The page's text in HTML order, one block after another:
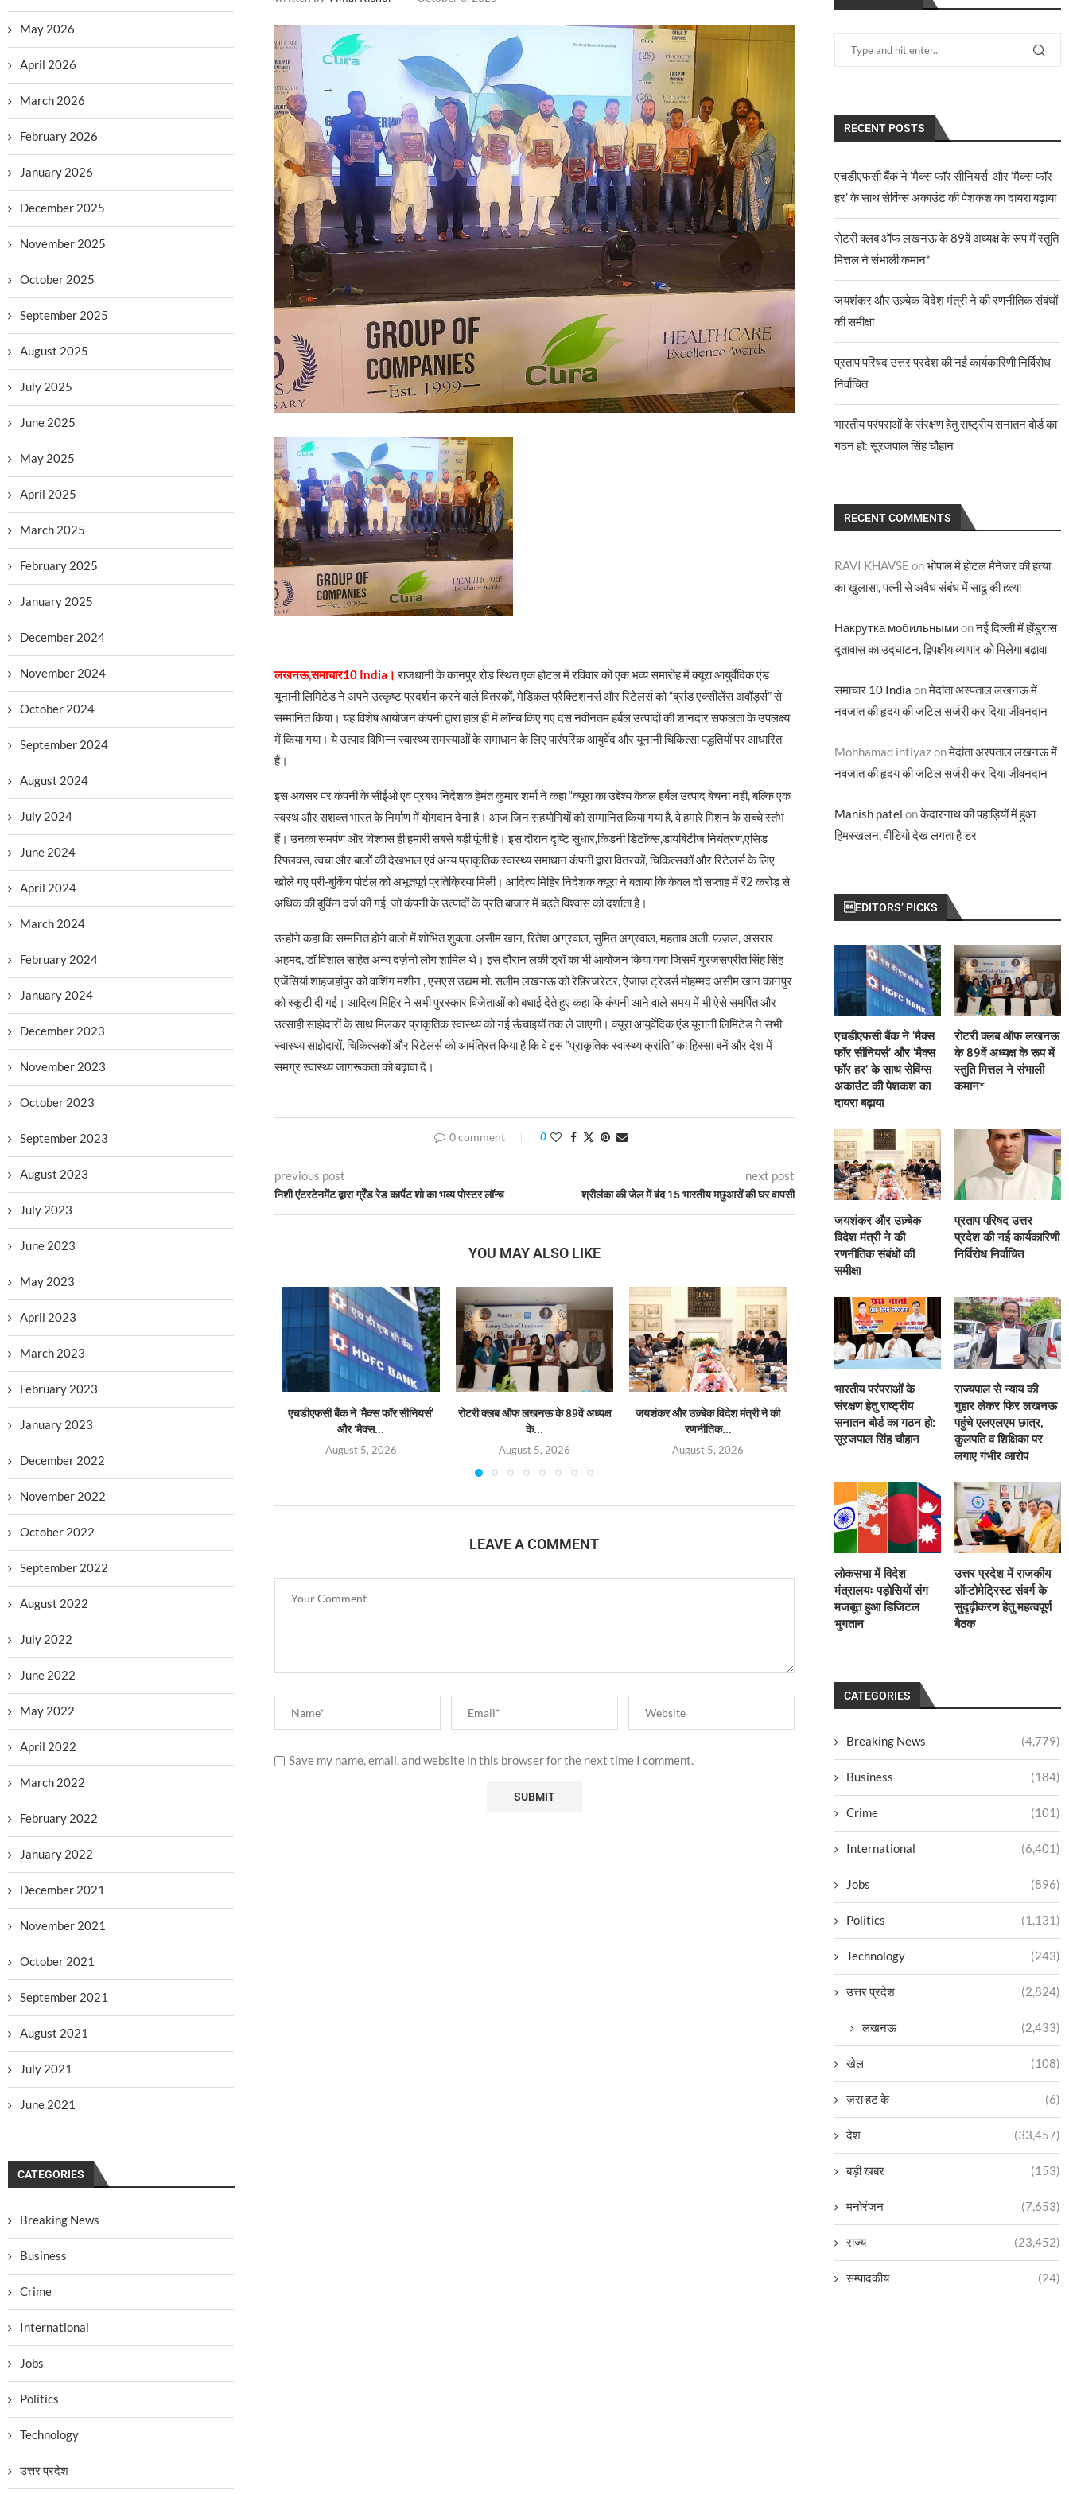
लखनऊ,समाचार10 India। राजधानी के कानपुर रोड स्थित एक होटल में रविवार को एक भव्य समारोह में क्यूरा आयुर्वेदिक एंड
यूनानी लिमिटेड ने अपने उत्कृष्ट प्रदर्शन करने वाले वितरकों, मेडिकल प्रैक्टिशनर्स और रिटेलर्स को “ब्रांड एक्सीलेंस अवॉर्ड्स” से
सम्मानित किया। यह विशेष आयोजन कंपनी द्वारा हाल ही में लॉन्च किए गए दस नवीनतम हर्बल उत्पादों की शानदार सफलता के उपलक्ष्य
में किया गया। ये उत्पाद विभिन्न स्वास्थ्य समस्याओं के समाधान के लिए पारंपरिक आयुर्वेद और यूनानी चिकित्सा पद्धतियों पर आधारित
हैं।
इस अवसर पर कंपनी के सीईओ एवं प्रबंध निदेशक हेमंत कुमार शर्मा ने कहा “क्यूरा का उद्देश्य केवल हर्बल उत्पाद बेचना नहीं, बल्कि एक
स्वस्थ और सशक्त भारत के निर्माण में योगदान देना है। आज जिन सहयोगियों को सम्मानित किया गया है, वे हमारे मिशन के सच्चे स्तंभ
हैं। उनका समर्पण और विश्वास ही हमारी सबसे बड़ी पूंजी है। इस दौरान दृष्टि सुधार,किडनी डिटॉक्स,डायबिटीज नियंत्रण,एसिड
रिफ्लक्स, त्वचा और बालों की देखभाल एवं अन्य प्राकृतिक स्वास्थ्य समाधान कंपनी द्वारा वितरकों, चिकित्सकों और रिटेलर्स के लिए
खोले गए प्री-बुकिंग पोर्टल को अभूतपूर्व प्रतिक्रिया मिली। आदित्य मिहिर निदेशक क्यूरा ने बताया कि केवल दो सप्ताह में ₹2 करोड़ से
अधिक की बुकिंग दर्ज की गई, जो कंपनी के उत्पादों के प्रति बाजार में बढ़ते विश्वास को दर्शाता है।
उन्होंने कहा कि सम्मनित होने वालो में शोभित शुक्ला, असीम खान, रितेश अग्रवाल, सुमित अग्रवाल, महताब अली, फ़ज़ल, असरार
अहमद, डॉ विशाल सहित अन्य दर्ज़नो लोग शामिल थे। इस दौरान लकी ड्रॉ का भी आयोजन किया गया जिसमें गुरजसप्रीत सिंह सिंह
एजेंसियां शाहजहांपुर को वाशिंग मशीन , एसएस उद्यम मो. सलीम लखनऊ को रेफ़्रिजरेटर, ऐजाज़ ट्रेडर्स मोहम्मद असीम खान कानपुर
को स्कूटी दी गई। आदित्य मिहिर ने सभी पुरस्कार विजेताओं को बधाई देते हुए कहा कि कंपनी आने वाले समय में भी ऐसे समर्पित और
उत्साही साझेदारों के साथ मिलकर प्राकृतिक स्वास्थ्य को नई ऊंचाइयों तक ले जाएगी। क्यूरा आयुर्वेदिक एंड यूनानी लिमिटेड ने सभी
स्वास्थ्य साझेदारों, चिकित्सकों और रिटेलर्स को आमंत्रित किया है कि वे इस “प्राकृतिक स्वास्थ्य क्रांति” का हिस्सा बनें और देश में
समग्र स्वास्थ्य जागरूकता को बढ़ावा दें।
0 comment 0
previous post
निशी एंटरटेनमेंट द्वारा ग्रेँड रेड कार्पेट शो का भव्य पोस्टर लॉन्च
next post
श्रीलंका की जेल में बंद 15 भारतीय मछुआरों की घर वापसी
YOU MAY ALSO LIKE
एचडीएफसी बैंक ने ‘मैक्स फॉर सीनियर्स’
और ‘मैक्स...
August 5, 2026
रोटरी क्लब ऑफ लखनऊ के 89वें अध्यक्ष
के...
August 5, 2026
जयशंकर और उज़्बेक विदेश मंत्री ने की
रणनीतिक...
August 5, 2026
प्रताप परिषद उत्तर प्रदेश की नई
कार्यकारिणी निर्विरोध...
भारतीय परंपराओं के
सनातन
August 4,
LEAVE A COMMENT
Save my name, email, and website in this browser for the next time I comment.
RECENT POSTS
एचडीएफसी बैंक ने ‘मैक्स फॉर सीनियर्स’ और ‘मैक्स फॉर
हर’ के साथ सेविंग्स अकाउंट की पेशकश का दायरा बढ़ाया
रोटरी क्लब ऑफ लखनऊ के 89वें अध्यक्ष के रूप में स्तुति
मित्तल ने संभाली कमान*
जयशंकर और उज़्बेक विदेश मंत्री ने की रणनीतिक संबंधों
की समीक्षा
प्रताप परिषद उत्तर प्रदेश की नई कार्यकारिणी निर्विरोध
निर्वाचित
भारतीय परंपराओं के संरक्षण हेतु राष्ट्रीय सनातन बोर्ड का
गठन हो: सूरजपाल सिंह चौहान
RECENT COMMENTS
RAVI KHAVSE onभोपाल में होटल मैनेजर की हत्या
का खुलासा, पत्नी से अवैध संबंध में साढू की हत्या
Накрутка мобильнымиonनई दिल्ली में होंडुरास
दूतावास का उद्घाटन, द्विपक्षीय व्यापार को मिलेगा बढ़ावा
समाचार 10 India onमेदांता अस्पताल लखनऊ में
नवजात की हृदय की जटिल सर्जरी कर दिया जीवनदान
Mohhamad intiyazonमेदांता अस्पताल लखनऊ में
नवजात की हृदय की जटिल सर्जरी कर दिया जीवनदान
Manish patel onकेदारनाथ की पहाड़ियों में हुआ
हिमस्खलन, वीडियो देख लगता है डर
EDITORS’ PICKS
एचडीएफसी बैंक ने ‘मैक्स
फॉर सीनियर्स’ और ‘मैक्स
फॉर हर’ के साथ सेविंग्स
अकाउंट की पेशकश का
दायरा बढ़ाया
रोटरी क्लब ऑफ लखनऊ
के 89वें अध्यक्ष के रूप में
स्तुति मित्तल ने संभाली
कमान*
जयशंकर और उज़्बेक
विदेश मंत्री ने की
रणनीतिक संबंधों की
समीक्षा
प्रताप परिषद उत्तर
प्रदेश की नई कार्यकारिणी
निर्विरोध निर्वाचित
भारतीय परंपराओं के
संरक्षण हेतु राष्ट्रीय
सनातन बोर्ड का गठन हो:
सूरजपाल सिंह चौहान
राज्यपाल से न्याय की
गुहार लेकर फिर लखनऊ
पहुंचे एलएलएम छात्र,
कुलपति व शिक्षिका पर
लगाए गंभीर आरोप
लोकसभा में विदेश
मंत्रालयः पड़ोसियों संग
मजबूत हुआ डिजिटल
भुगतान
उत्तर प्रदेश में राजकीय
ऑप्टोमेट्रिस्ट संवर्ग के
सुदृढ़ीकरण हेतु महत्वपूर्ण
बैठक
CATEGORIES
Breaking News (4,779)
Business (184)
Crime (101)
International (6,401)
Jobs (896)
Politics (1,131)
Technology (243)
उत्तर प्रदेश (2,824)
लखनऊ (2,433)
खेल (108)
ज़रा हट के (6)
देश (33,457)
बड़ी खबर (153)
मनोरंजन (7,653)
राज्य (23,452)
सम्पादकीय (24)
May 2026
April 2026
March 2026
February 2026
January 2026
December 2025
November 2025
October 2025
September 2025
August 2025
July 2025
June 2025
May 2025
April 2025
March 2025
February 2025
January 2025
December 2024
November 2024
October 2024
September 2024
August 2024
July 2024
June 2024
April 2024
March 2024
February 2024
January 2024
December 2023
November 2023
October 2023
September 2023
August 2023
July 2023
June 2023
May 2023
April 2023
March 2023
February 2023
January 2023
December 2022
November 2022
October 2022
September 2022
August 2022
July 2022
June 2022
May 2022
April 2022
March 2022
February 2022
January 2022
December 2021
November 2021
October 2021
September 2021
August 2021
July 2021
June 2021
CATEGORIES
Breaking News
Business
Crime
International
Jobs
Politics
Technology
उत्तर प्रदेश